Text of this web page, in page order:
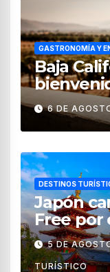
GASTRONOMÍA Y
Baja
6 DE
DESTINOS
Japón
Free por
de 2026
5 DE
TURÍSTICO